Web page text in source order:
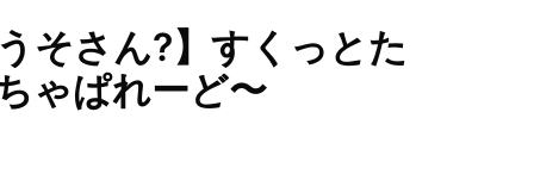
そさん?】すくっとた
ゃぱれーど〜